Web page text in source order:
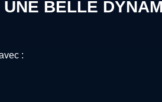
BELLE
: